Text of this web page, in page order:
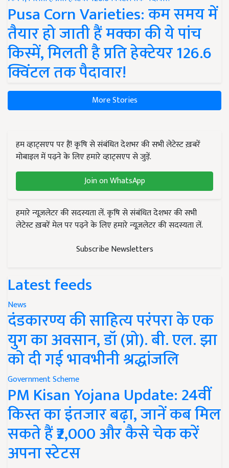
Pusa Corn Varieties: कम समय में
तैयार हो जाती हैं मक्का की ये पांच
किस्में, मिलती है प्रति हेक्टेयर 126.6
क्विंटल तक पैदावार!
More Stories
हम व्हाट्सएप पर हैं! कृषि से संबंधित देशभर की सभी लेटेस्ट ख़बरें
मोबाइल में पढ़ने के लिए हमारे व्हाट्सएप से जुड़ें.
Join on WhatsApp
हमारे न्यूज़लेटर की सदस्यता लें. कृषि से संबंधित देशभर की सभी
लेटेस्ट ख़बरें मेल पर पढ़ने के लिए हमारे न्यूज़लेटर की सदस्यता लें.
Subscribe Newsletters
Latest feeds
News
दंडकारण्य की साहित्य परंपरा के एक
युग का अवसान, डॉ (प्रो). बी. एल. झा
को दी गई भावभीनी श्रद्धांजलि
Government Scheme
PM Kisan Yojana Update: 24वीं
किस्त का इंतजार बढ़ा, जानें कब मिल
सकते हैं ₹2,000 और कैसे चेक करें
अपना स्टेटस